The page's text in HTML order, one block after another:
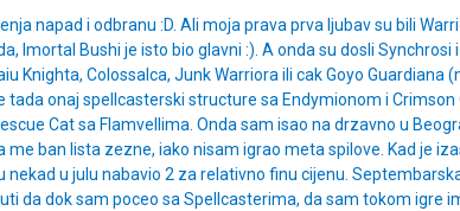
napad i odbranu :D. Ali moja prava prva ljubav su bili
Imortal Bushi je isto bio glavni :). A onda su dosli Synchrosi
Knighta, Colossalca, Junk Warriora ili cak Goyo Guardiana
onaj spellcasterski structure sa Endymionom i
Cat sa Flamvellima. Onda sam isao na drzavno u
ban lista zezne, iako nisam igrao meta spilove. Kad je
u julu nabavio 2 za relativno finu cijenu.
da dok sam poceo sa Spellcasterima, da sam tokom igre